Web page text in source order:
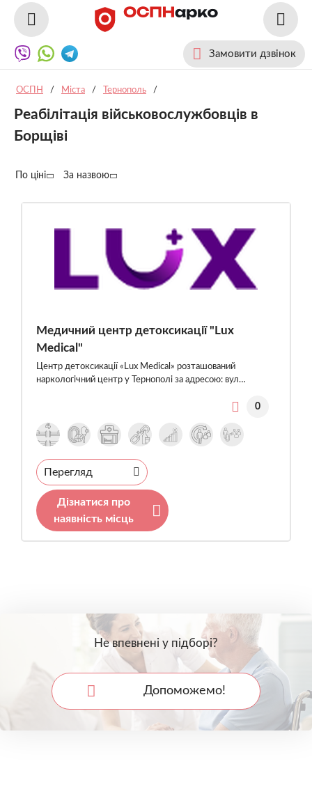
Замовити дзвінок
ОСПН / Міста / Тернополь /
Реабілітація військовослужбовців в
Борщіві
По ціні За назвою
Медичний центр детоксикації "Lux
Medical"
Центр детоксикації «Lux Medical» розташований
наркологічний центр у Тернополі за адресою: вул…
0
Перегляд
Дізнатися про
наявність місць
Не впевнені у підборі?
Допоможемо!